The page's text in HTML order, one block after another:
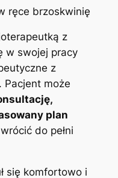
z
w swojej pracy
z
Pacjent może
plan
do pełni
się komfortowo i